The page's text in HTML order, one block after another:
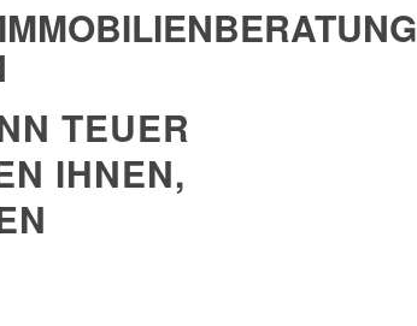
IMMOBILIENBERATUNG
TEUER
IHNEN,